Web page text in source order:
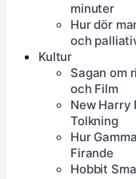
minuter
Hur dör
och
Kultur
Sagan om
och Film
New Harry
Tolkning
Hur
Firande
Hobbit